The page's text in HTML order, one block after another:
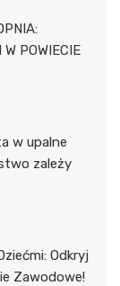
POWIECIE
w upalne
zależy
Odkryj
Zawodowe!